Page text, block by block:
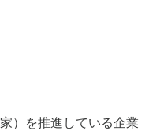
家）を推進している企業